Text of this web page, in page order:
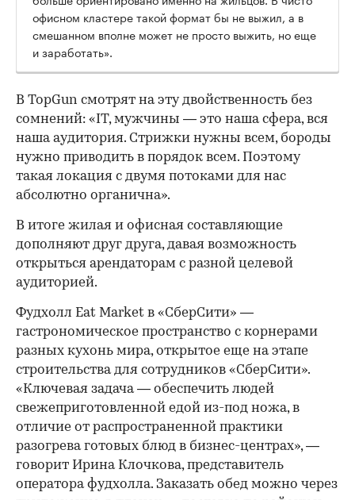
офисном кластере такой формат бы не выжил, а в
смешанном вполне может не просто выжить, но еще
и заработать».
В TopGun смотрят на эту двойственность без
сомнений: «IT, мужчины — это наша сфера, вся
наша аудитория. Стрижки нужны всем, бороды
нужно приводить в порядок всем. Поэтому
такая локация с двумя потоками для нас
абсолютно органична».
В итоге жилая и офисная составляющие
дополняют друг друга, давая возможность
открыться арендаторам с разной целевой
аудиторией.
Фудхолл Eat Market в «СберСити» —
гастрономическое пространство с корнерами
разных кухонь мира, открытое еще на этапе
строительства для сотрудников «СберСити».
«Ключевая задача — обеспечить людей
свежеприготовленной едой из-под ножа, в
отличие от распространенной практики
разогрева готовых блюд в бизнес-центрах», —
говорит Ирина Клочкова, представитель
оператора фудхолла. Заказать обед можно через